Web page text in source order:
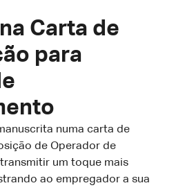
Carta de
para
numa carta de
de Operador de
um toque mais
ao empregador a sua